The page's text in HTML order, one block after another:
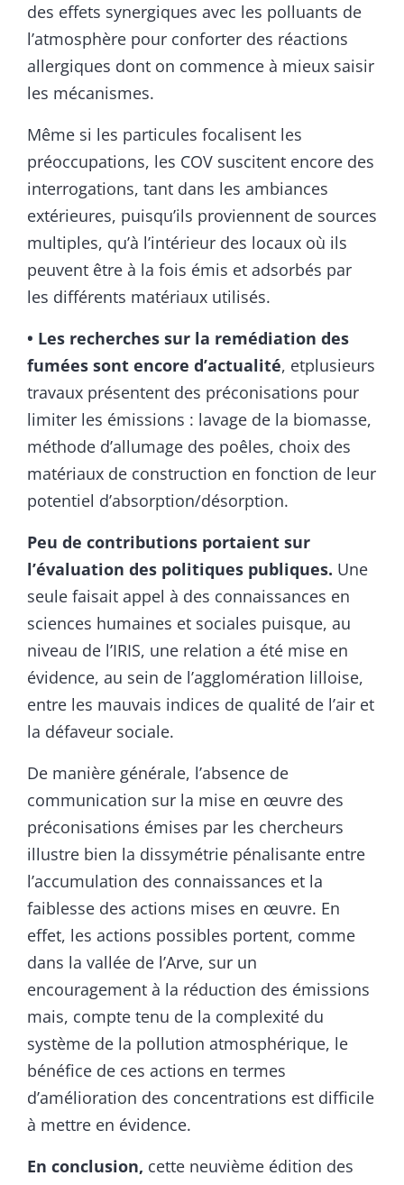
des effets synergiques avec les polluants de
l’atmosphère pour conforter des réactions
allergiques dont on commence à mieux saisir
les mécanismes.
Même si les particules focalisent les
préoccupations, les COV suscitent encore des
interrogations, tant dans les ambiances
extérieures, puisqu’ils proviennent de sources
multiples, qu’à l’intérieur des locaux où ils
peuvent être à la fois émis et adsorbés par
les différents matériaux utilisés.
• Les recherches sur la remédiation des
fumées sont encore d’actualité, etplusieurs
travaux présentent des préconisations pour
limiter les émissions : lavage de la biomasse,
méthode d’allumage des poêles, choix des
matériaux de construction en fonction de leur
potentiel d’absorption/désorption.
Peu de contributions portaient sur
l’évaluation des politiques publiques. Une
seule faisait appel à des connaissances en
sciences humaines et sociales puisque, au
niveau de l’IRIS, une relation a été mise en
évidence, au sein de l’agglomération lilloise,
entre les mauvais indices de qualité de l’air et
la défaveur sociale.
De manière générale, l’absence de
communication sur la mise en œuvre des
préconisations émises par les chercheurs
illustre bien la dissymétrie pénalisante entre
l’accumulation des connaissances et la
faiblesse des actions mises en œuvre. En
effet, les actions possibles portent, comme
dans la vallée de l’Arve, sur un
encouragement à la réduction des émissions
mais, compte tenu de la complexité du
système de la pollution atmosphérique, le
bénéfice de ces actions en termes
d’amélioration des concentrations est difficile
à mettre en évidence.
En conclusion, cette neuvième édition des